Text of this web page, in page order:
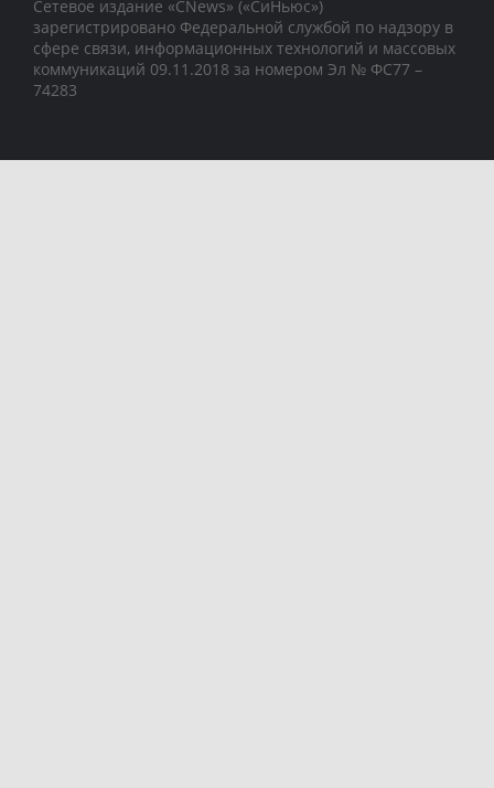
Сетевое издание «CNews» («СиНьюс»)
зарегистрировано Федеральной службой по надзору в
сфере связи, информационных технологий и массовых
коммуникаций 09.11.2018 за номером Эл № ФС77 –
74283